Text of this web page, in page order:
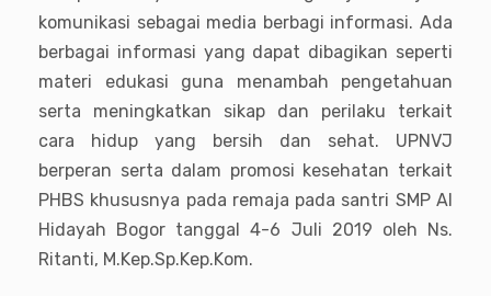
komunikasi sebagai media berbagi informasi. Ada
berbagai informasi yang dapat dibagikan seperti
materi edukasi guna menambah pengetahuan
serta meningkatkan sikap dan perilaku terkait
cara hidup yang bersih dan sehat. UPNVJ
berperan serta dalam promosi kesehatan terkait
PHBS khususnya pada remaja pada santri SMP Al
Hidayah Bogor tanggal 4-6 Juli 2019 oleh Ns.
Ritanti, M.Kep.Sp.Kep.Kom.